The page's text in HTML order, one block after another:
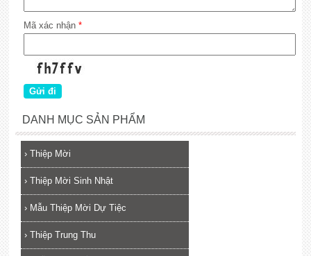
Mã xác nhận *
DANH MỤC SẢN PHẨM
› Thiệp Mời
› Thiệp Mời Sinh Nhật
› Mẫu Thiệp Mời Dự Tiệc
› Thiệp Trung Thu